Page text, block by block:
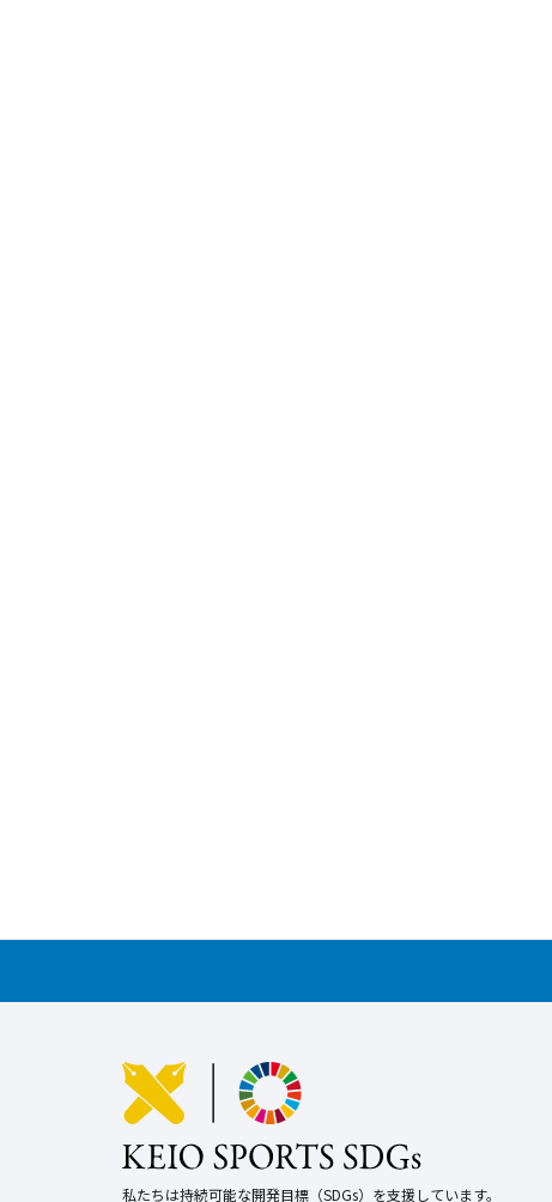
私たちは持続可能な開発目標（SDGs）を支援しています。